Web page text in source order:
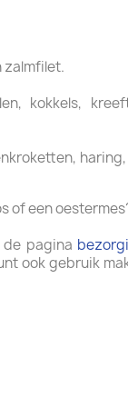
zalmfilet.
kokkels,
of een
pagina
ook gebruik